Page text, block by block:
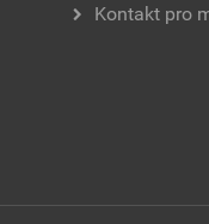
Kontakt pro